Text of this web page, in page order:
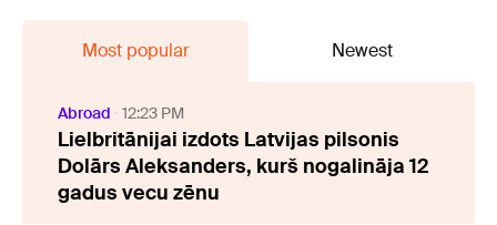
Most popular Newest
Abroad 12:23 PM
Lielbritānijai izdots Latvijas pilsonis
Dolārs Aleksanders, kurš nogalināja 12
gadus vecu zēnu